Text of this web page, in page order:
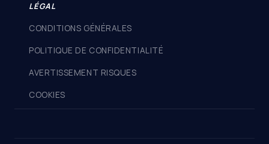
LÉGAL
CONDITIONS GÉNÉRALES
POLITIQUE DE CONFIDENTIALITÉ
AVERTISSEMENT RISQUES
COOKIES